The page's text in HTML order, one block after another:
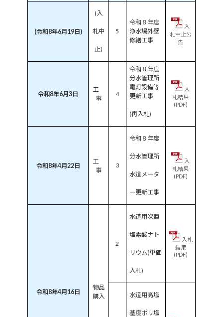
(令和8年6月19日)
(入
札中
止)
5
令和８年度
浄水場外壁
修繕工事
入
札中止公
告
令和8年6月3日
工
事
4
令和８年度
分水管理所
電灯設備等
更新工事
(再入札)
入
札結果
(PDF)
令和8年4月22日
工
事
3
令和８年度
分水管理所
水道メータ
ー更新工事
入
札結果
(PDF)
令和8年4月16日
物品
購入
2
水道用次亜
塩素酸ナト
リウム(単価
入札)
入札
結果
(PDF)
水道用高塩
基度ポリ塩